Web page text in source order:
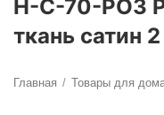
Н-С-70-РОЗ
ткань сатин
Главная / Товары для